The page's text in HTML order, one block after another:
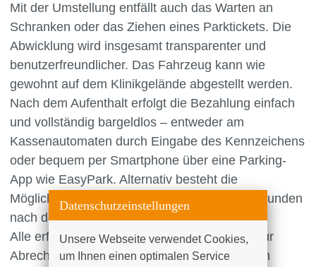
Mit der Umstellung entfällt auch das Warten an
Schranken oder das Ziehen eines Parktickets. Die
Abwicklung wird insgesamt transparenter und
benutzerfreundlicher. Das Fahrzeug kann wie
gewohnt auf dem Klinikgelände abgestellt werden.
Nach dem Aufenthalt erfolgt die Bezahlung einfach
und vollständig bargeldlos – entweder am
Kassenautomaten durch Eingabe des Kennzeichens
oder bequem per Smartphone über eine Parking-
App wie EasyPark. Alternativ besteht die
Möglichkeit, die Parkgebühr noch bis zu 48 Stunden
nach der Ausfahrt online zu begleichen.
Alle erfassten Daten werden ausschließlich zur
Abrechnung der Parkgebühr genutzt und nach
Datenschutzeinstellungen
Unsere Webseite verwendet Cookies,
um Ihnen einen optimalen Service